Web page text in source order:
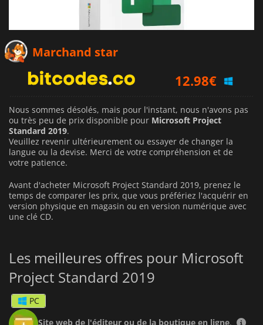
Marchand star
12.98€
Nous sommes désolés, mais pour l'instant, nous n'avons pas
ou très peu de prix disponible pour Microsoft Project
Standard 2019.
Veuillez revenir ultérieurement ou essayer de changer la
langue ou la devise. Merci de votre compréhension et de
votre patience.
Avant d'acheter Microsoft Project Standard 2019, prenez le
temps de comparer les prix, que vous préfériez l'acquérir en
version physique en magasin ou en version numérique avec
une clé CD.
Les meilleures offres pour Microsoft
Project Standard 2019
PC
Site web de l'éditeur ou de la boutique en ligne.